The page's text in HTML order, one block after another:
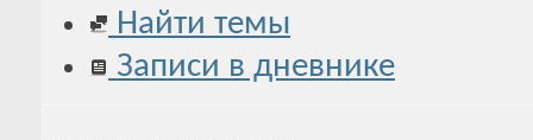
Найти темы
Записи в дневнике